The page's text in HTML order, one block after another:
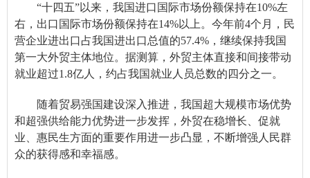
“十四五”以来，我国进口国际市场份额保持在10%左
右，出口国际市场份额保持在14%以上。今年前4个月，民
营企业进出口占我国进出口总值的57.4%，继续保持我国
第一大外贸主体地位。据测算，外贸主体直接和间接带动
就业超过1.8亿人，约占我国就业人员总数的四分之一。
随着贸易强国建设深入推进，我国超大规模市场优势
和超强供给能力优势进一步发挥，外贸在稳增长、促就
业、惠民生方面的重要作用进一步凸显，不断增强人民群
众的获得感和幸福感。